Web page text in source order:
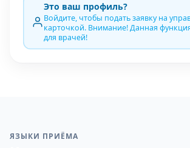
Это ваш профиль?
Войдите, чтобы подать заявку на
карточкой. Внимание! Данная
для врачей!
ЯЗЫКИ ПРИЁМА